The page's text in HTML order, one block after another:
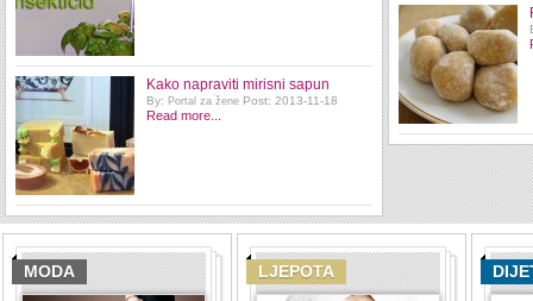
Kako napraviti mirisni sapun
By: Portal za žene Post: 2013-11-18
Read more...
MODA LJEPOTA